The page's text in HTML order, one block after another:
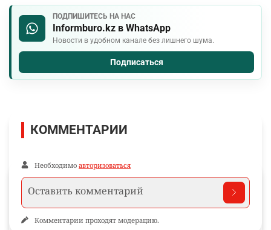
ПОДПИШИТЕСЬ НА НАС
Informburo.kz в WhatsApp
Новости в удобном канале без лишнего шума.
Подписаться
КОММЕНТАРИИ
Необходимо авторизоваться
Комментарии проходят модерацию.